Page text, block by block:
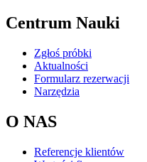
Centrum Nauki
Zgłoś próbki
Aktualności
Formularz rezerwacji
Narzędzia
O NAS
Referencje klientów